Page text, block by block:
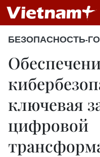
БЕЗОПАСНОСТЬ-
ключевая
цифровой